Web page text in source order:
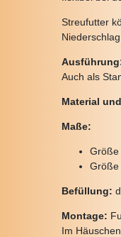
Streufutter
Auch als
Material
Maße:
Größe
Größe
Befüllung:
Montage:
Im